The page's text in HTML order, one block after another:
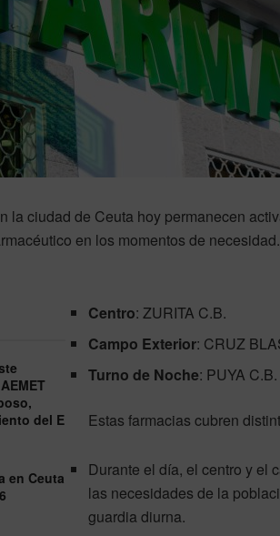
la ciudad de Ceuta hoy permanecen
en los momentos de
del E
en Ceuta
Centro: ZURITA C.B.
Campo Exterior: CRUZ
Turno de Noche: PUYA C.B.
Estas farmacias cubren
Durante el día, el centro y el
las necesidades de la
guardia diurna.